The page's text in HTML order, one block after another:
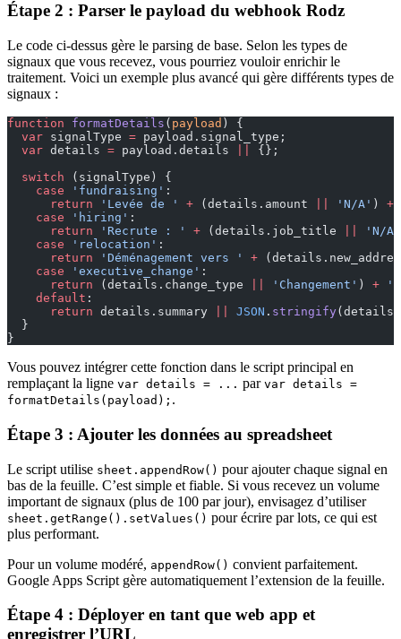
Étape 2 : Parser le payload du webhook Rodz
Le code ci-dessus gère le parsing de base. Selon les types de
signaux que vous recevez, vous pourriez vouloir enrichir le
traitement. Voici un exemple plus avancé qui gère différents types de
signaux :
function formatDetails ( payload ) {
  var
signalType = payload.signal_type;
  var
details = payload.details
{};
  switch
(signalType) {
    case
'fundraising' :
      return
'Levée de ' + (details.amount 'N/A' ) +
    case
'hiring' :
      return
'Recrute : ' + (details.job_title
'N/A'
    case
'relocation' :
      return
'Déménagement vers ' +
    case
'executive_change' :
      return
(details.change_type 'Changement' ) + '
    default
:
      return
details.summary JSON . stringify
  }
}
Vous pouvez intégrer cette fonction dans le script principal en
remplaçant la ligne var details = ... par var details =
formatDetails(payload); .
Étape 3 : Ajouter les données au spreadsheet
Le script utilise sheet.appendRow() pour ajouter chaque signal en
bas de la feuille. C’est simple et fiable. Si vous recevez un volume
important de signaux (plus de 100 par jour), envisagez d’utiliser
sheet.getRange().setValues() pour écrire par lots, ce qui est
plus performant.
Pour un volume modéré, appendRow() convient parfaitement.
Google Apps Script gère automatiquement l’extension de la feuille.
Étape 4 : Déployer en tant que web app et
enregistrer l’URL